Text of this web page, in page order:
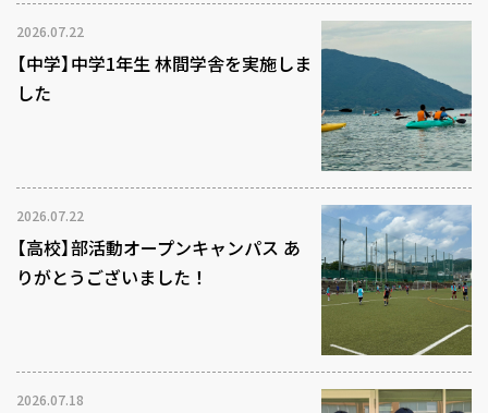
2026.07.22
【中学】中学1年生 林間学舎を実施しま
した
2026.07.22
【高校】部活動オープンキャンパス あ
りがとうございました！
2026.07.18